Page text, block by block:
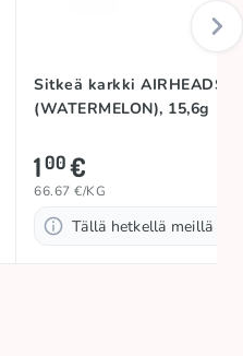
Sitkeä karkki AIRHEADS
(WATERMELON), 15,6g
100€
66.67 €/KG
Tällä hetkellä meillä ei